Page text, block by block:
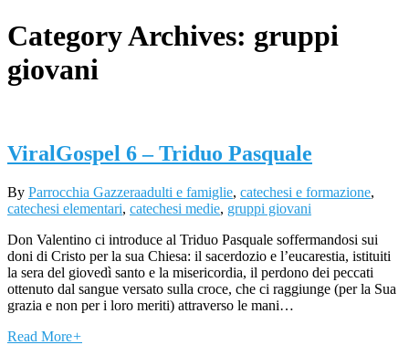
Category Archives: gruppi
giovani
ViralGospel 6 – Triduo Pasquale
By Parrocchia Gazzeraadulti e famiglie, catechesi e formazione,
catechesi elementari, catechesi medie, gruppi giovani
Don Valentino ci introduce al Triduo Pasquale soffermandosi sui
doni di Cristo per la sua Chiesa: il sacerdozio e l’eucarestia, istituiti
la sera del giovedì santo e la misericordia, il perdono dei peccati
ottenuto dal sangue versato sulla croce, che ci raggiunge (per la Sua
grazia e non per i loro meriti) attraverso le mani…
Read More+